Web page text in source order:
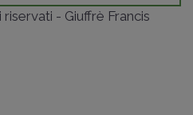
- Giuffrè Francis